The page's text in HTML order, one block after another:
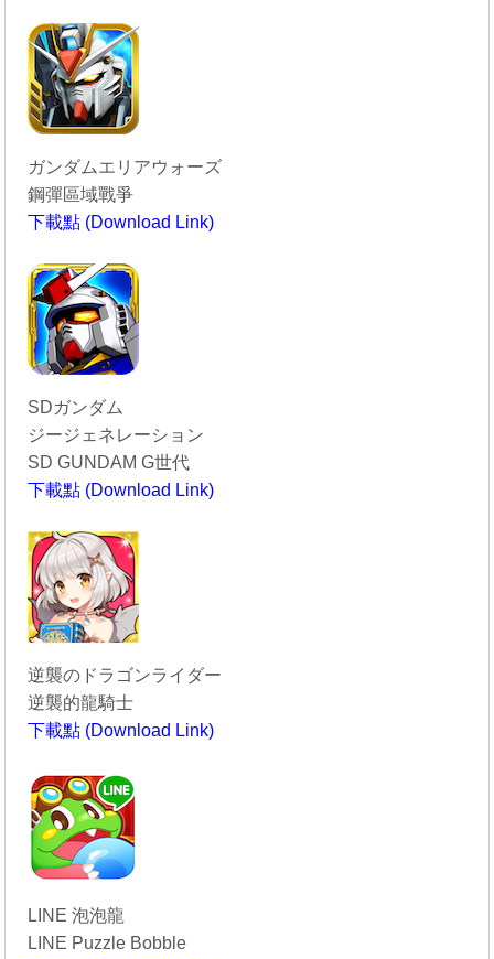
ガンダムエリアウォーズ
鋼彈區域戰爭
下載點 (Download Link)
SDガンダム
ジージェネレーション
SD GUNDAM G世代
下載點 (Download Link)
逆襲のドラゴンライダー
逆襲的龍騎士
下載點 (Download Link)
LINE 泡泡龍
LINE Puzzle Bobble